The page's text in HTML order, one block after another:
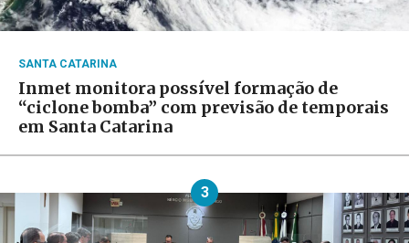
SANTA CATARINA
Inmet monitora possível formação de
“ciclone bomba” com previsão de temporais
em Santa Catarina
3